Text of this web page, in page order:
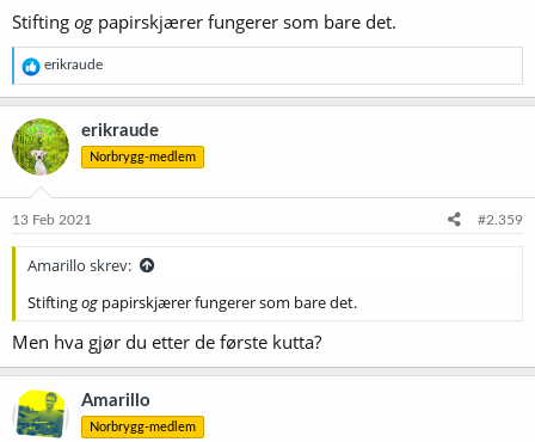
Stifting og papirskjærer fungerer som bare det.
R
e
a
k
s
j
o
e
erikraude
erikraude
Norbrygg-medlem
13 Feb 2021 #2.359
Amarillo skrev:
Stiftingog papirskjærer fungerer som bare det.
Men hva gjør du etter de første kutta?
Amarillo
Norbrygg-medlem